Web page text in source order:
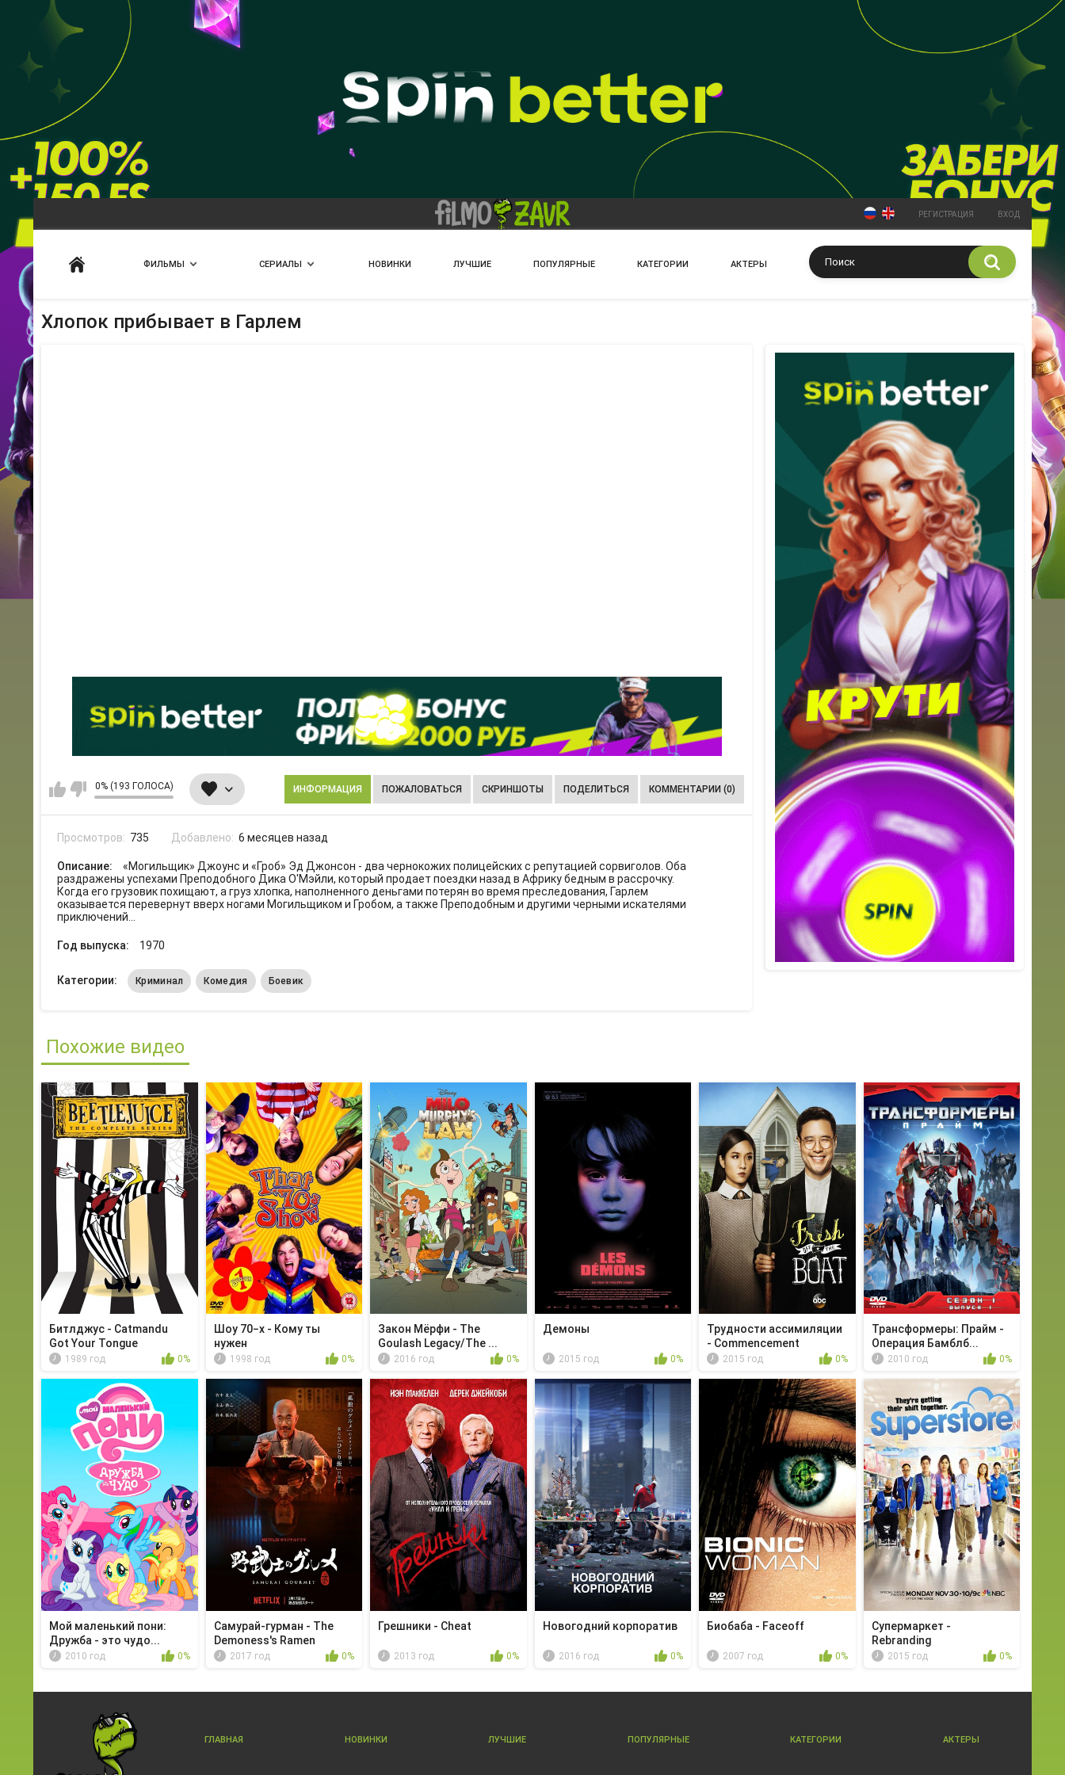
РЕГИСТРАЦИЯ ВХОД
ФИЛЬМЫ СЕРИАЛЫ НОВИНКИ ЛУЧШИЕ ПОПУЛЯРНЫЕ КАТЕГОРИИ АКТЕРЫ
Хлопок прибывает в Гарлем
0% (193 ГОЛОСА) ИНФОРМАЦИЯ ПОЖАЛОВАТЬСЯ СКРИНШОТЫ ПОДЕЛИТЬСЯ КОММЕНТАРИИ (0)
Просмотров: 735 Добавлено: 6 месяцев назад
Описание:
«Могильщик» Джоунс и «Гроб» Эд Джонсон - два чернокожих полицейских с репутацией сорвиголов. Оба
раздражены успехами Преподобного Дика О'Мэйли, который продает поездки назад в Африку бедным в рассрочку.
Когда его грузовик похищают, а груз хлопка, наполненного деньгами потерян во время преследования, Гарлем
оказывается перевернут вверх ногами Могильщиком и Гробом, а также Преподобным и другими черными искателями
приключений...
Год выпуска: 1970
Категории: Криминал Комедия Боевик
Похожие видео
Битлджус - Catmandu
Got Your Tongue
1989 год 0%
Шоу 70−х - Кому ты
нужен
1998 год 0%
Закон Мёрфи - The
Goulash Legacy/The ...
2016 год 0%
Демоны
2015 год 0%
Трудности ассимиляции
- Commencement
2015 год 0%
Трансформеры: Прайм -
Операция Бамблб...
2010 год 0%
Мой маленький пони:
Дружба - это чудо...
2010 год 0%
Самурай-гурман - The
Demoness's Ramen
2017 год 0%
Грешники - Cheat
2013 год 0%
Новогодний корпоратив
2016 год 0%
Биобаба - Faceoff
2007 год 0%
Супермаркет -
Rebranding
2015 год 0%
ГЛАВНАЯ НОВИНКИ ЛУЧШИЕ ПОПУЛЯРНЫЕ КАТЕГОРИИ АКТЕРЫ